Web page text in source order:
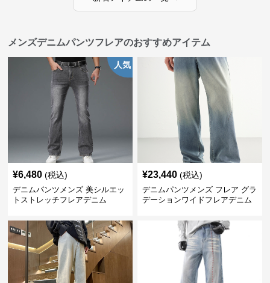
メンズデニムパンツフレアのおすすめアイテム
人気
¥6,480 (税込)
デニムパンツメンズ 美シルエッ
トストレッチフレアデニム
¥23,440 (税込)
デニムパンツメンズ フレア グラ
デーションワイドフレアデニム